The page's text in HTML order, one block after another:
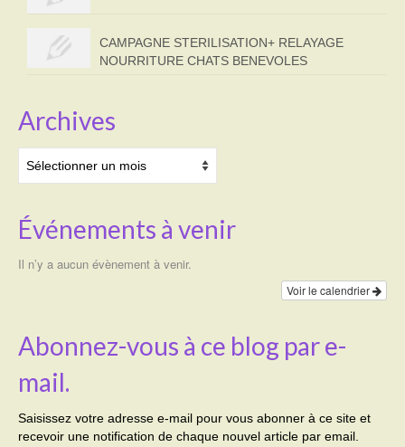
CAMPAGNE STERILISATION+ RELAYAGE
NOURRITURE CHATS BENEVOLES
Archives
Événements à venir
Il n’y a aucun évènement à venir.
Voir le calendrier
Abonnez-vous à ce blog par e-
mail.
Saisissez votre adresse e-mail pour vous abonner à ce site et
recevoir une notification de chaque nouvel article par email.